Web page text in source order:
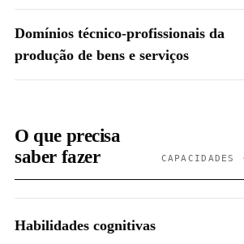
Domínios técnico-profissionais da
produção de bens e serviços
O que precisa
saber fazer
Habilidades cognitivas